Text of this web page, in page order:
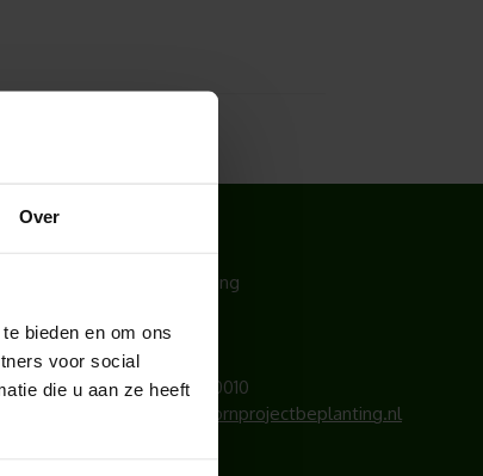
Over
bieden en om ons
voor social
die u aan ze heeft
Projectbeplanting
CP Houten
030 – 6340010
info@hoogendoornprojectbeplanting.nl